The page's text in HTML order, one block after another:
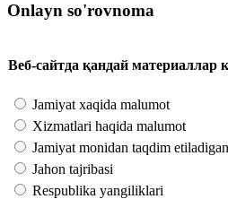
Onlayn so'rovnoma
Веб-сайтда қандай материаллар
Jamiyat xaqida malumot
Xizmatlari haqida malumot
Jamiyat monidan taqdim
Jahon tajribasi
Respublika yangiliklari